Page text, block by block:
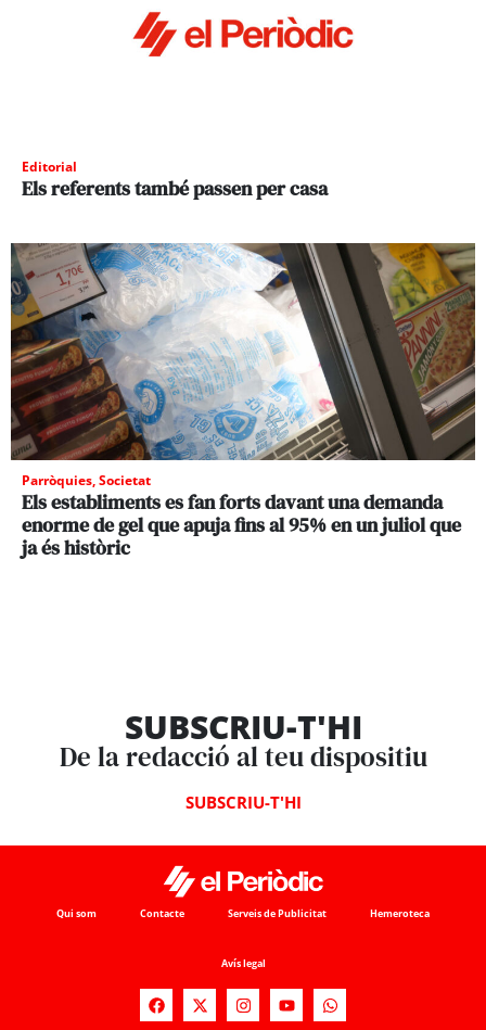
Editorial
Els referents també passen per casa
Parròquies,Societat
Els establiments es fan forts davant una demanda
enorme de gel que apuja fins al 95% en un juliol que
ja és històric
SUBSCRIU-T'HI
De la redacció al teu dispositiu
SUBSCRIU-T'HI
Qui som Contacte Serveis de Publicitat Hemeroteca
Avís legal